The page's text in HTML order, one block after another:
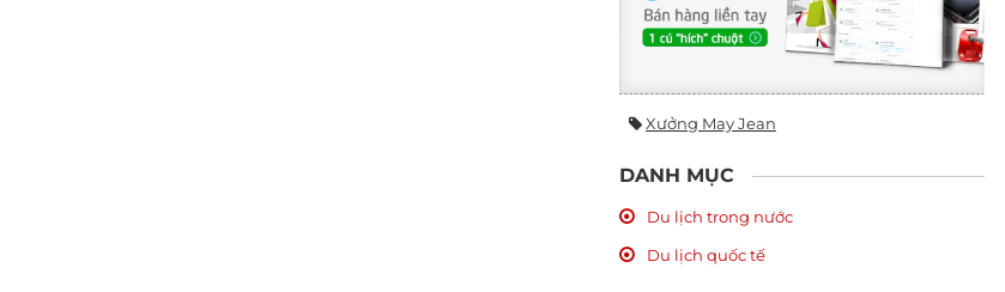
Xưởng May Jean
DANH MỤC
Du lịch trong nước
Du lịch quốc tế